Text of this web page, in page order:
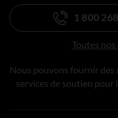
1 800
Toutes
Nous pouvons fournir des
services de soutien pour